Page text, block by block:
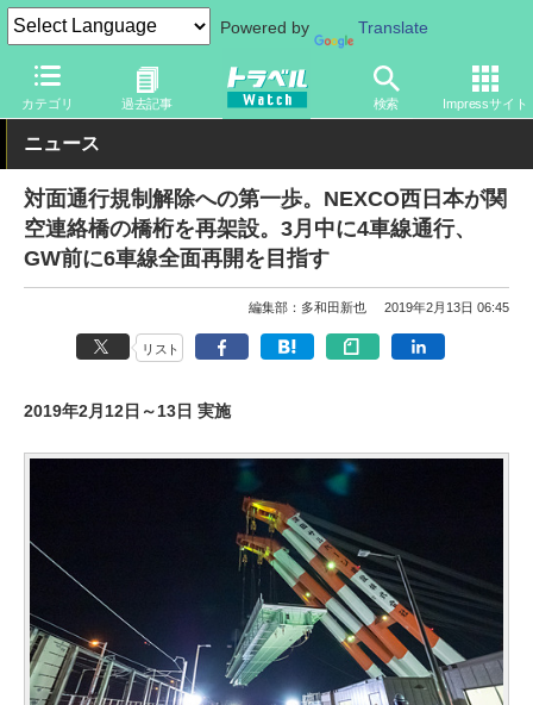
Powered by Translate
カテゴリ 過去記事 検索 Impressサイト
トラベル Watch 旅の方法 クルマ旅 高速道路
ニュース
対面通行規制解除への第一歩。NEXCO西日本が関
空連絡橋の橋桁を再架設。3月中に4車線通行、
GW前に6車線全面再開を目指す
編集部：多和田新也 2019年2月13日 06:45
リスト
2019年2月12日～13日 実施